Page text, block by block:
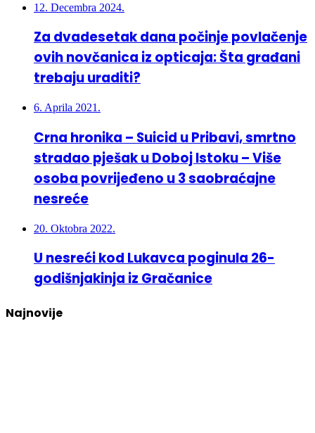
12. Decembra 2024.
Za dvadesetak dana počinje povlačenje
ovih novčanica iz opticaja: Šta građani
trebaju uraditi?
6. Aprila 2021.
Crna hronika – Suicid u Pribavi, smrtno
stradao pješak u Doboj Istoku – Više
osoba povrijeđeno u 3 saobraćajne
nesreće
20. Oktobra 2022.
U nesreći kod Lukavca poginula 26-
godišnjakinja iz Gračanice
Najnovije